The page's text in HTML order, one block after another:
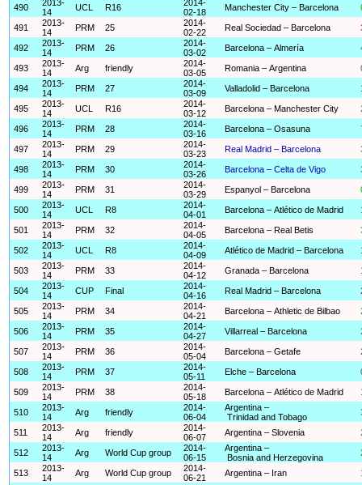
490
2013-
14
UCL R16
2014-
02-18
Manchester City – Barcelona
491
2013-
14
PRM 25
2014-
02-22
Real Sociedad – Barcelona
492
2013-
14
PRM 26
2014-
03-02
Barcelona – Almería
493
2013-
14
Arg friendly
2014-
03-05
Romania – Argentina
494
2013-
14
PRM 27
2014-
03-09
Valladolid – Barcelona
495
2013-
14
UCL R16
2014-
03-12
Barcelona – Manchester City
496
2013-
14
PRM 28
2014-
03-16
Barcelona – Osasuna
497
2013-
14
PRM 29
2014-
03-23
Real Madrid – Barcelona
498
2013-
14
PRM 30
2014-
03-26
Barcelona – Celta de Vigo
499
2013-
14
PRM 31
2014-
03-29
Espanyol – Barcelona
500
2013-
14
UCL R8
2014-
04-01
Barcelona – Atlético de Madrid
501
2013-
14
PRM 32
2014-
04-05
Barcelona – Real Betis
502
2013-
14
UCL R8
2014-
04-09
Atlético de Madrid – Barcelona
503
2013-
14
PRM 33
2014-
04-12
Granada – Barcelona
504
2013-
14
CUP Final
2014-
04-16
Real Madrid – Barcelona
505
2013-
14
PRM 34
2014-
04-21
Barcelona – Athletic de Bilbao
506
2013-
14
PRM 35
2014-
04-27
Villarreal – Barcelona
507
2013-
14
PRM 36
2014-
05-04
Barcelona – Getafe
508
2013-
14
PRM 37
2014-
05-11
Elche – Barcelona
509
2013-
14
PRM 38
2014-
05-18
Barcelona – Atlético de Madrid
510
2013-
14
Arg friendly
2014-
06-04
Argentina –
Trinidad and Tobago
511
2013-
14
Arg friendly
2014-
06-07
Argentina – Slovenia
512
2013-
14
Arg World Cup group
2014-
06-15
Argentina –
Bosnia and Herzegovina
513
2013-
14
Arg World Cup group
2014-
06-21
Argentina – Iran